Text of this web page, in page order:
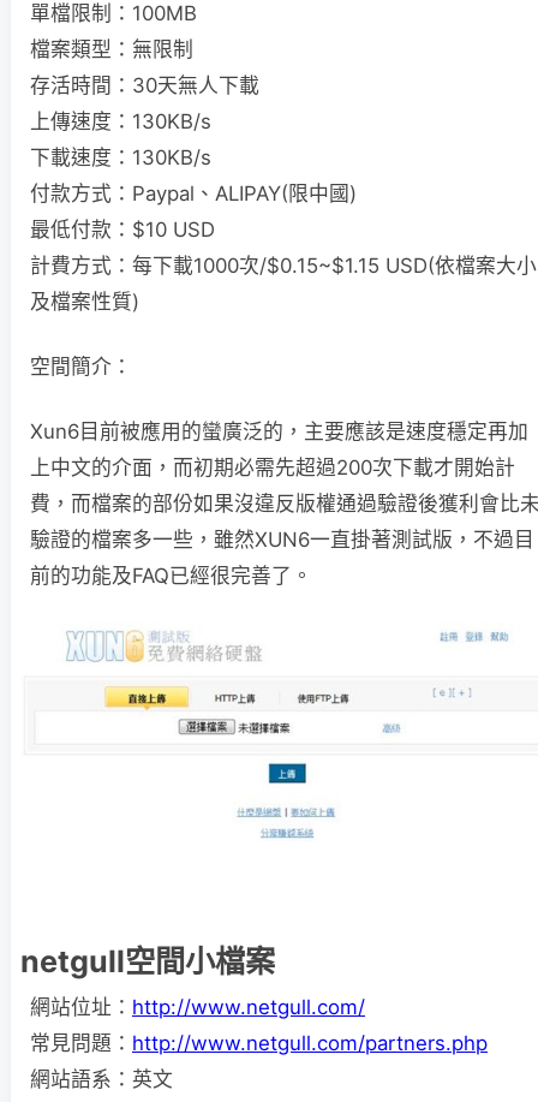
單檔限制：100MB
檔案類型：無限制
存活時間：30天無人下載
上傳速度：130KB/s
下載速度：130KB/s
付款方式：Paypal、ALIPAY(限中國)
最低付款：$10 USD
計費方式：每下載1000次/$0.15~$1.15 USD(依檔案大小
及檔案性質)
空間簡介：
Xun6目前被應用的蠻廣泛的，主要應該是速度穩定再加
上中文的介面，而初期必需先超過200次下載才開始計
費，而檔案的部份如果沒違反版權通過驗證後獲利會比
驗證的檔案多一些，雖然XUN6一直掛著測試版，不過目
前的功能及FAQ已經很完善了。
netgull空間小檔案
網站位址： http://www.netgull.com/
常見問題： http://www.netgull.com/partners.php
網站語系：英文